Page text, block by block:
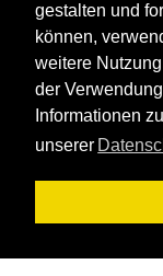
gestalten und
können,
weitere
der
Informationen
unserer
Vergangene Events
Aktuelle Seite: